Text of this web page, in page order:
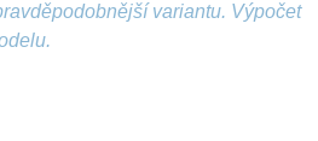
variantu. Výpočet